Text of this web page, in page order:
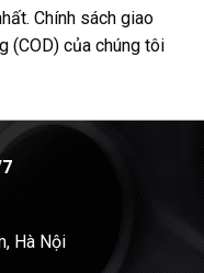
Chính sách giao
(COD) của chúng tôi
Hà Nội